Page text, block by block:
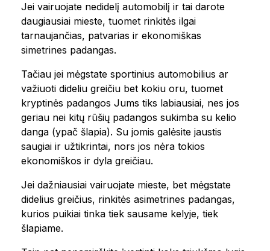
Jei vairuojate nedidelį automobilį ir tai darote
daugiausiai mieste, tuomet rinkitės ilgai
tarnaujančias, patvarias ir ekonomiškas
simetrines padangas.
Tačiau jei mėgstate sportinius automobilius ar
važiuoti dideliu greičiu bet kokiu oru, tuomet
kryptinės padangos Jums tiks labiausiai, nes jos
geriau nei kitų rūšių padangos sukimba su kelio
danga (ypač šlapia). Su jomis galėsite jaustis
saugiai ir užtikrintai, nors jos nėra tokios
ekonomiškos ir dyla greičiau.
Jei dažniausiai vairuojate mieste, bet mėgstate
didelius greičius, rinkitės asimetrines padangas,
kurios puikiai tinka tiek sausame kelyje, tiek
šlapiame.